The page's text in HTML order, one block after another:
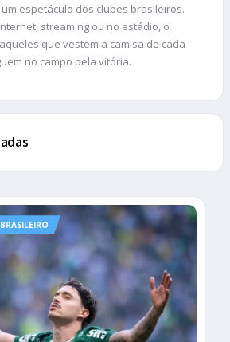
espetáculo dos clubes brasileiros.
streaming ou no estádio, o
que vestem a camisa de cada
no campo pela vitória.